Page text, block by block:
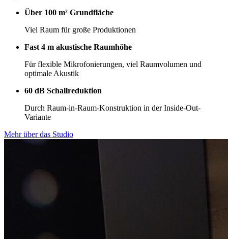
Über 100 m² Grundfläche
Viel Raum für große Produktionen
Fast 4 m akustische Raumhöhe
Für flexible Mikrofonierungen, viel Raumvolumen und
optimale Akustik
60 dB Schallreduktion
Durch Raum-in-Raum-Konstruktion in der Inside-Out-
Variante
Mehr über das Studio